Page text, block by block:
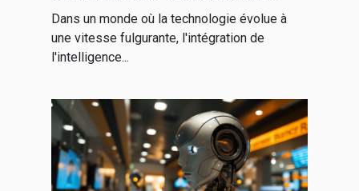
opérations quotidiennes
Dans un monde où la technologie évolue à
une vitesse fulgurante, l'intégration de
l'intelligence...